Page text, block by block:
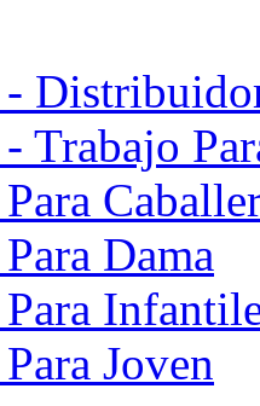
Trabajo
Dama
Joven